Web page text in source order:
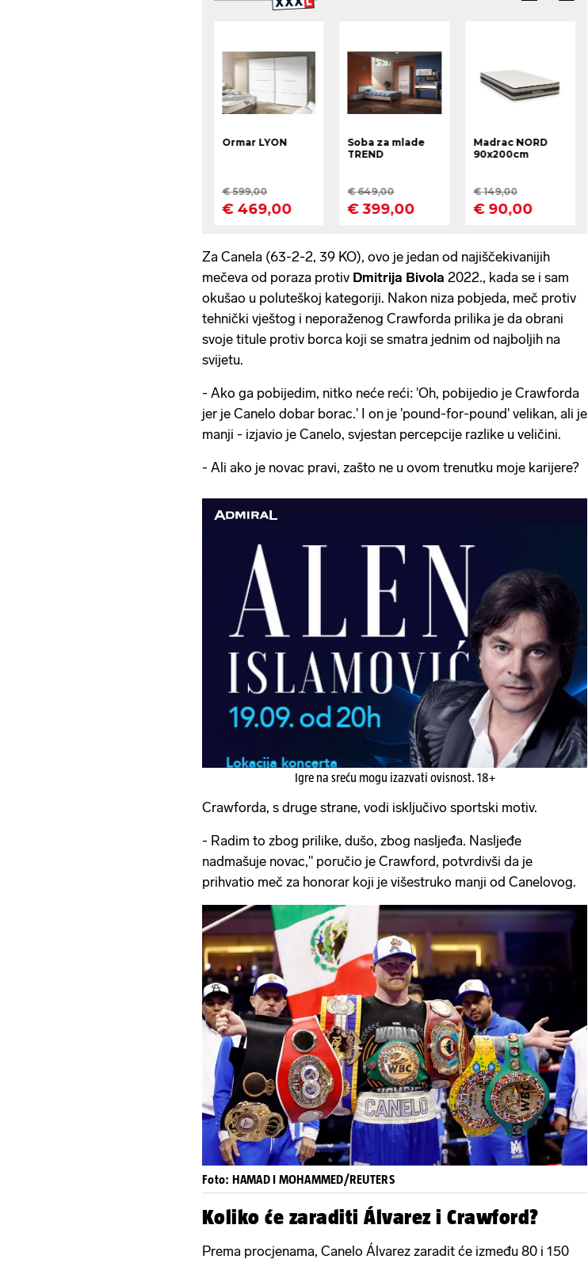
Za Canela (63-2-2, 39 KO), ovo je jedan od najiščekivanijih
mečeva od poraza protiv Dmitrija Bivola 2022., kada se i sam
okušao u poluteškoj kategoriji. Nakon niza pobjeda, meč protiv
tehnički vještog i neporaženog Crawforda prilika je da obrani
svoje titule protiv borca koji se smatra jednim od najboljih na
svijetu.
- Ako ga pobijedim, nitko neće reći: 'Oh, pobijedio je Crawforda
jer je Canelo dobar borac.' I on je 'pound-for-pound' velikan, ali je
manji - izjavio je Canelo, svjestan percepcije razlike u veličini.
- Ali ako je novac pravi, zašto ne u ovom trenutku moje karijere?
Igre na sreću mogu izazvati ovisnost. 18+
Crawforda, s druge strane, vodi isključivo sportski motiv.
- Radim to zbog prilike, dušo, zbog nasljeđa. Nasljeđe
nadmašuje novac," poručio je Crawford, potvrdivši da je
prihvatio meč za honorar koji je višestruko manji od Canelovog.
Foto: HAMAD I MOHAMMED/REUTERS
Koliko će zaraditi Álvarez i Crawford?
Prema procjenama, Canelo Álvarez zaradit će između 80 i 150